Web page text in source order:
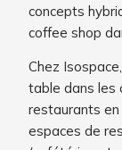
concepts
coffee shop
Chez
table dans les
restaurants
espaces de